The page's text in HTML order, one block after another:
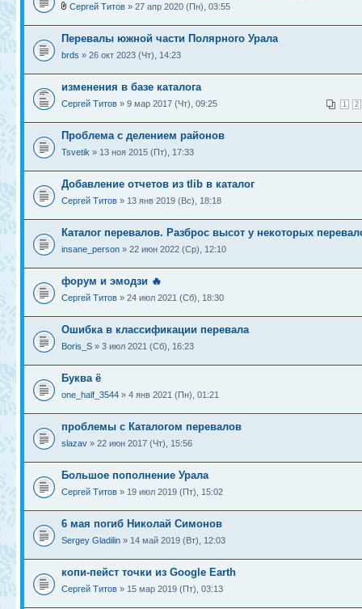
Сергей Титов » 27 апр 2020 (Пн), 03:55
Перевалы южной части Полярного Урала
brds » 26 окт 2023 (Чт), 14:23
изменения в базе каталога
1 2
Сергей Титов » 9 мар 2017 (Чт), 09:25
Проблема с делением районов
Tsvetik » 13 ноя 2015 (Пт), 17:33
Добавление отчетов из tlib в каталог
Сергей Титов » 13 янв 2019 (Вс), 18:18
Каталог перевалов. Разброс высот у некоторых
insane_person » 22 июн 2022 (Ср), 12:10
форум и эмодзи 🔥
Сергей Титов » 24 июл 2021 (Сб), 18:30
Ошибка в классификации перевала
Boris_S » 3 июл 2021 (Сб), 16:23
Буква ё
one_half_3544 » 4 янв 2021 (Пн), 01:21
проблемы с Каталогом перевалов
slazav » 22 июн 2017 (Чт), 15:56
Большое пополнение Урала
Сергей Титов » 19 июл 2019 (Пт), 15:02
6 мая погиб Николай Симонов
Sergey Gladilin » 14 май 2019 (Вт), 12:03
копи-пейст точки из Google Earth
Сергей Титов » 15 мар 2019 (Пт), 03:13